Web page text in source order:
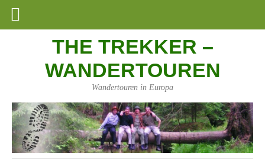
THE TREKKER –
WANDERTOUREN
Wandertouren in Europa